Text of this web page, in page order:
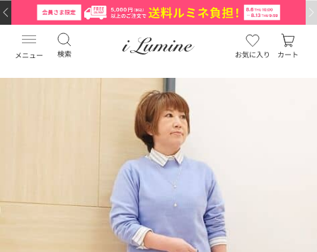
メニュー 検索 お気に入り カート